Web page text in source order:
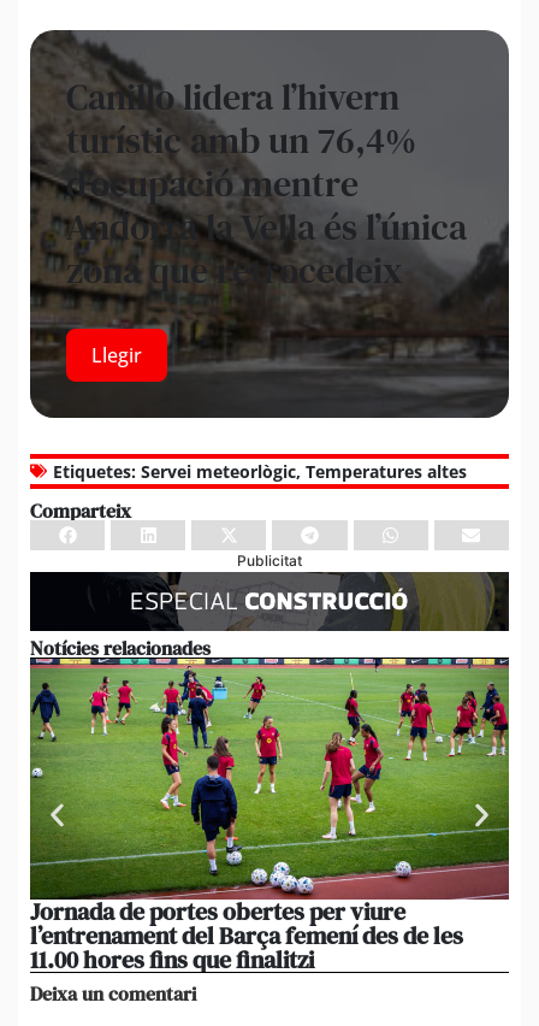
Canillo lidera l’hivern
turístic amb un 76,4%
d’ocupació mentre
Andorra la Vella és l’única
zona que retrocedeix
Llegir
Etiquetes: Servei meteorlògic, Temperatures altes
Comparteix
Publicitat
Notícies relacionades
Jornada de portes obertes per viure
l’entrenament del Barça femení des de les
11.00 hores fins que finalitzi
Deixa un comentari